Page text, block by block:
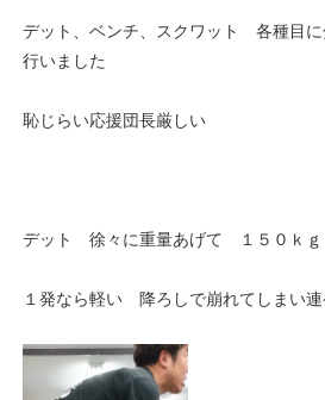
デット、ベンチ、スクワット 各種目に
行いました
恥じらい応援団長厳しい
デット 徐々に重量あげて １５０ｋｇ
１発なら軽い 降ろしで崩れてしまい